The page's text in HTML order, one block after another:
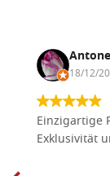
18/12/
Einzigartige
Exklusivität